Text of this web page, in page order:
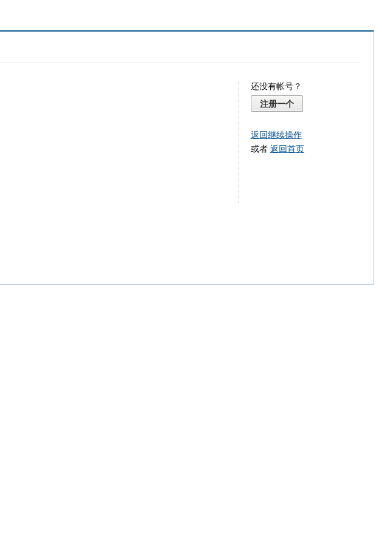
还没有帐号？
注册一个
返回继续操作
或者 返回首页